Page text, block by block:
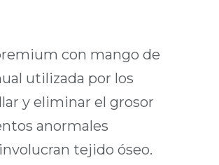
con mango de
utilizada por los
y eliminar el grosor
anormales
tejido óseo.